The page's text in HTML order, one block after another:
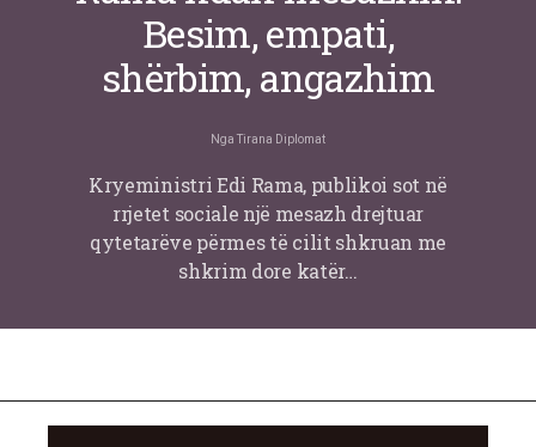
Besim, empati,
shërbim, angazhim
Nga Tirana Diplomat
Kryeministri Edi Rama, publikoi sot në
rrjetet sociale një mesazh drejtuar
qytetarëve përmes të cilit shkruan me
shkrim dore katër…